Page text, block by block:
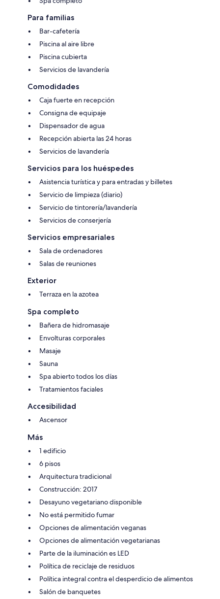
Para familias
Bar-cafetería
Piscina al aire libre
Piscina cubierta
Servicios de lavandería
Comodidades
Caja fuerte en recepción
Consigna de equipaje
Dispensador de agua
Recepción abierta las 24 horas
Servicios de lavandería
Servicios para los huéspedes
Asistencia turística y para entradas y billetes
Servicio de limpieza (diario)
Servicio de tintorería/lavandería
Servicios de conserjería
Servicios empresariales
Sala de ordenadores
Salas de reuniones
Exterior
Terraza en la azotea
Spa completo
Bañera de hidromasaje
Envolturas corporales
Masaje
Sauna
Spa abierto todos los días
Tratamientos faciales
Accesibilidad
Ascensor
Más
1 edificio
6 pisos
Arquitectura tradicional
Construcción: 2017
Desayuno vegetariano disponible
No está permitido fumar
Opciones de alimentación veganas
Opciones de alimentación vegetarianas
Parte de la iluminación es LED
Política de reciclaje de residuos
Política integral contra el desperdicio de alimentos
Salón de banquetes